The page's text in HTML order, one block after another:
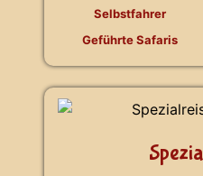
Selbstfahrer
Geführte Safaris